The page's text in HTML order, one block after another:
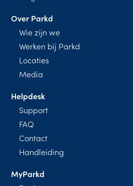
Over Parkd
Wie zijn we
Werken bij Parkd
Locaties
Media
Helpdesk
Support
FAQ
Contact
Handleiding
MyParkd